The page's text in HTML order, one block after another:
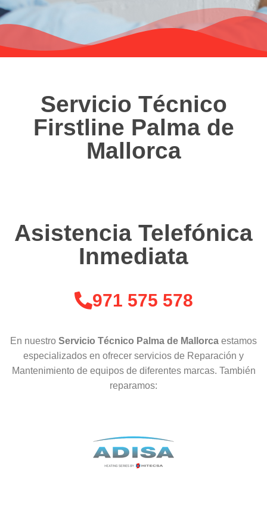
Servicio Técnico
Firstline Palma de
Mallorca
Asistencia Telefónica
Inmediata
971 575 578
En nuestro Servicio Técnico Palma de Mallorca estamos
especializados en ofrecer servicios de Reparación y
Mantenimiento de equipos de diferentes marcas. También
reparamos: